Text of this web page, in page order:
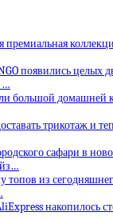
премиальная
появились целых
…
большой домашней
трикотаж и
сафари в
топов из
накопилось